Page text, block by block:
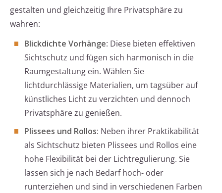
gestalten und gleichzeitig Ihre Privatsphäre zu
wahren:
Blickdichte Vorhänge: Diese bieten effektiven
Sichtschutz und fügen sich harmonisch in die
Raumgestaltung ein. Wählen Sie
lichtdurchlässige Materialien, um tagsüber auf
künstliches Licht zu verzichten und dennoch
Privatsphäre zu genießen.
Plissees und Rollos: Neben ihrer Praktikabilität
als Sichtschutz bieten Plissees und Rollos eine
hohe Flexibilität bei der Lichtregulierung. Sie
lassen sich je nach Bedarf hoch- oder
runterziehen und sind in verschiedenen Farben